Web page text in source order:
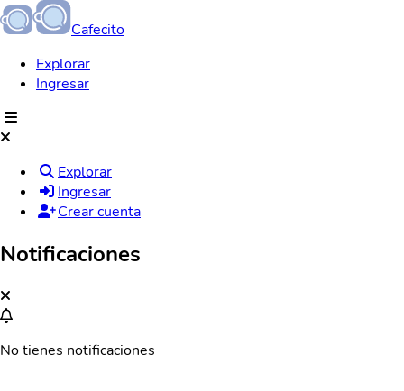
Cafecito
Explorar
Ingresar
Explorar
Ingresar
Crear cuenta
Notificaciones
No tienes notificaciones